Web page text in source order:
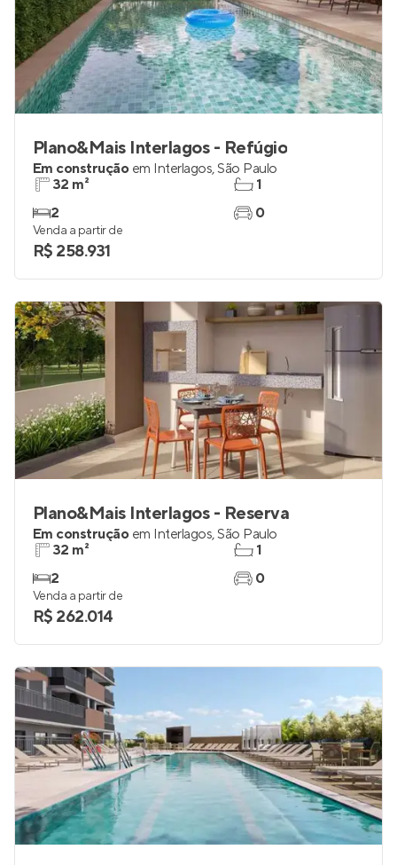
Plano&Mais Interlagos - Refúgio
Em construção em Interlagos,São Paulo
32 m²
2
1
0
Venda a partir de
R$ 258.931
Plano&Mais Interlagos - Reserva
Em construção em Interlagos,São Paulo
32 m²
2
1
0
Venda a partir de
R$ 262.014